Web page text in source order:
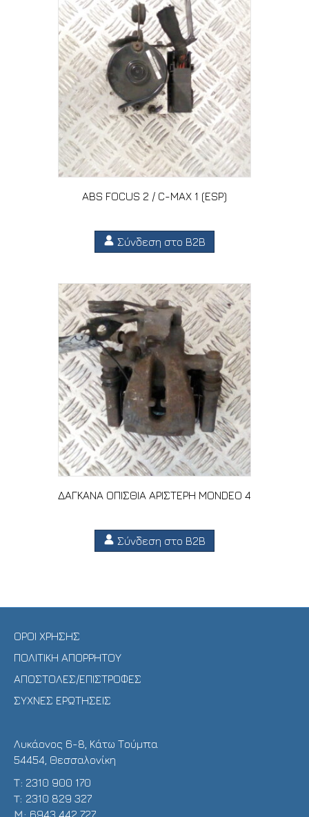
ABS FOCUS 2 / C-MAX 1 (ESP)
Σύνδεση στο B2B
ΔΑΓΚΑΝΑ ΟΠΙΣΘΙΑ ΑΡΙΣΤΕΡΗ MONDEO 4
Σύνδεση στο B2B
ΟΡΟΙ ΧΡΗΣΗΣ
ΠΟΛΙΤΙΚΗ ΑΠΟΡΡΗΤΟΥ
ΑΠΟΣΤΟΛΕΣ/ΕΠΙΣΤΡΟΦΕΣ
ΣΥΧΝΕΣ ΕΡΩΤΗΣΕΙΣ
Λυκάονος 6-8, Κάτω Τούμπα
54454, Θεσσαλονίκη
Τ: 2310 900 170
T: 2310 829 327
Μ: 6943 442 727